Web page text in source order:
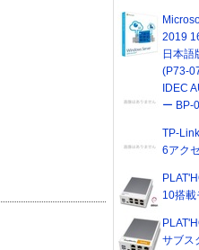
2019
日本語
(P73-
IDEC
ー BP-
TP-
6アク
10搭載
サブス